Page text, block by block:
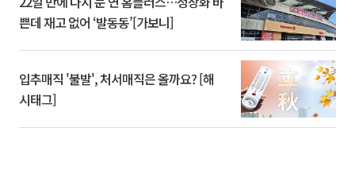
쁜데 재고 없어 ‘발동동’[가보니]
입추매직 '불발', 처서매직은 올까요? [해
시태그]